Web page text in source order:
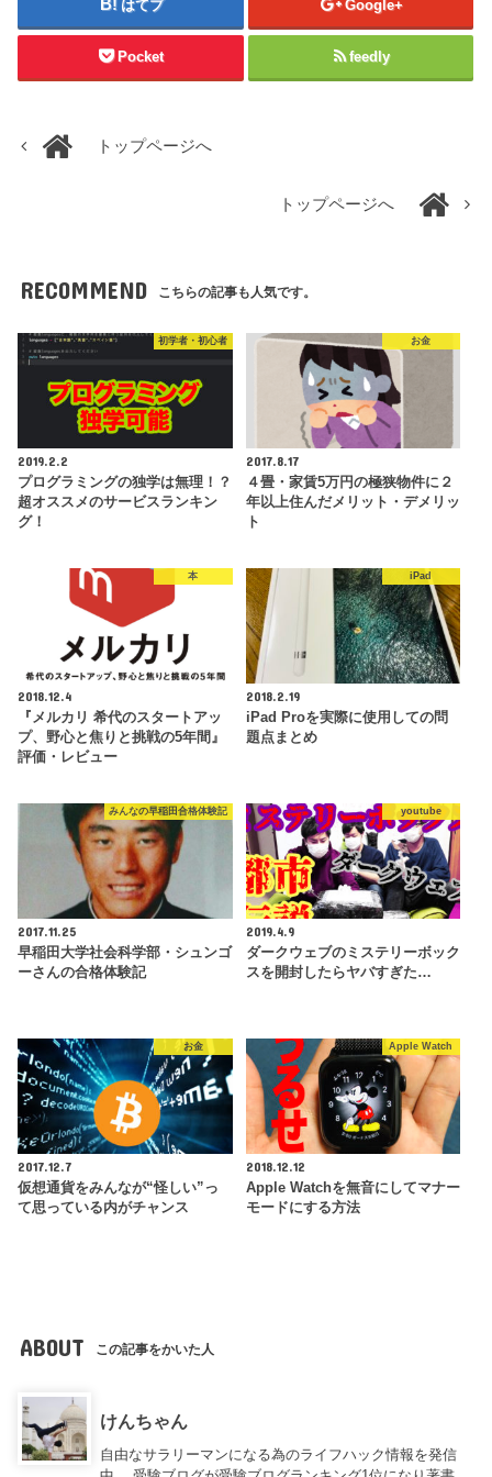
はてブ Google+
Pocket feedly
トップページへ
トップページへ
RECOMMEND こちらの記事も人気です。
初学者・初心者
2019.2.2
プログラミングの独学は無理！？
超オススメのサービスランキン
グ！
お金
2017.8.17
４畳・家賃5万円の極狭物件に２
年以上住んだメリット・デメリッ
ト
本
2018.12.4
『メルカリ 希代のスタートアッ
プ、野心と焦りと挑戦の5年間』
評価・レビュー
iPad
2018.2.19
iPad Proを実際に使用しての問
題点まとめ
みんなの早稲田合格体験記
2017.11.25
早稲田大学社会科学部・シュンゴ
ーさんの合格体験記
youtube
2019.4.9
ダークウェブのミステリーボック
スを開封したらヤバすぎた…
お金
2017.12.7
仮想通貨をみんなが“怪しい”っ
て思っている内がチャンス
Apple Watch
2018.12.12
Apple Watchを無音にしてマナー
モードにする方法
ABOUT この記事をかいた人
けんちゃん
自由なサラリーマンになる為のライフハック情報を発信